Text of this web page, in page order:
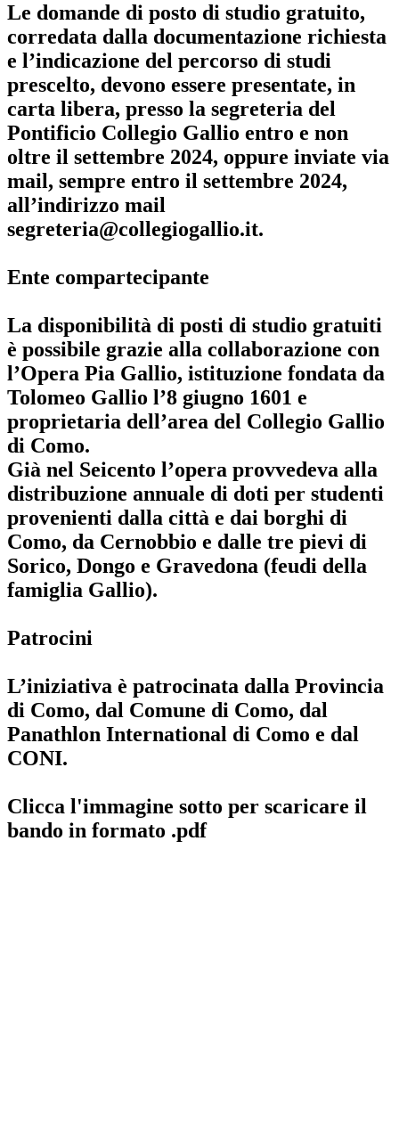
Le domande di posto di studio gratuito,
corredata dalla documentazione richiesta
e l’indicazione del percorso di studi
prescelto, devono essere presentate, in
carta libera, presso la segreteria del
Pontificio Collegio Gallio entro e non
oltre il settembre 2024, oppure inviate via
mail, sempre entro il settembre 2024,
all’indirizzo mail
segreteria@collegiogallio.it.
Ente compartecipante
La disponibilità di posti di studio gratuiti
è possibile grazie alla collaborazione con
l’Opera Pia Gallio, istituzione fondata da
Tolomeo Gallio l’8 giugno 1601 e
proprietaria dell’area del Collegio Gallio
di Como.
Già nel Seicento l’opera provvedeva alla
distribuzione annuale di doti per studenti
provenienti dalla città e dai borghi di
Como, da Cernobbio e dalle tre pievi di
Sorico, Dongo e Gravedona (feudi della
famiglia Gallio).
Patrocini
L’iniziativa è patrocinata dalla Provincia
di Como, dal Comune di Como, dal
Panathlon International di Como e dal
CONI.
Clicca l'immagine sotto per scaricare il
bando in formato .pdf